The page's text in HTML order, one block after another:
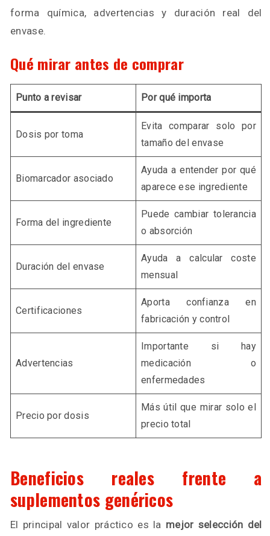
forma química, advertencias y duración real del
envase.
Qué mirar antes de comprar
Punto a revisar Por qué importa
Dosis por toma
Evita comparar solo por
tamaño del envase
Biomarcador asociado
Ayuda a entender por qué
aparece ese ingrediente
Forma del ingrediente
Puede cambiar tolerancia
o absorción
Duración del envase
Ayuda a calcular coste
mensual
Certificaciones
Aporta confianza en
fabricación y control
Advertencias
Importante si hay
medicación o
enfermedades
Precio por dosis
Más útil que mirar solo el
precio total
Beneficios reales frente a
suplementos genéricos
El principal valor práctico es la mejor selección del